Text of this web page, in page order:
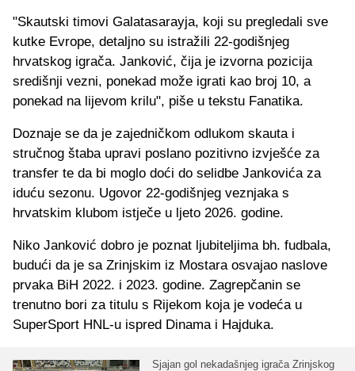
"Skautski timovi Galatasarayja, koji su pregledali sve
kutke Evrope, detaljno su istražili 22-godišnjeg
hrvatskog igrača. Janković, čija je izvorna pozicija
središnji vezni, ponekad može igrati kao broj 10, a
ponekad na lijevom krilu", piše u tekstu Fanatika.
Doznaje se da je zajedničkom odlukom skauta i
stručnog štaba upravi poslano pozitivno izvješće za
transfer te da bi moglo doći do selidbe Jankovića za
iduću sezonu. Ugovor 22-godišnjeg veznjaka s
hrvatskim klubom istječe u ljeto 2026. godine.
Niko Janković dobro je poznat ljubiteljima bh. fudbala,
budući da je sa Zrinjskim iz Mostara osvajao naslove
prvaka BiH 2022. i 2023. godine. Zagrepčanin se
trenutno bori za titulu s Rijekom koja je vodeća u
SuperSport HNL-u ispred Dinama i Hajduka.
Sjajan gol nekadašnjeg igrača Zrinjskog